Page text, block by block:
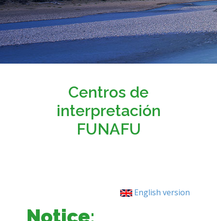
Centros de
interpretación
FUNAFU
English version
Notice: